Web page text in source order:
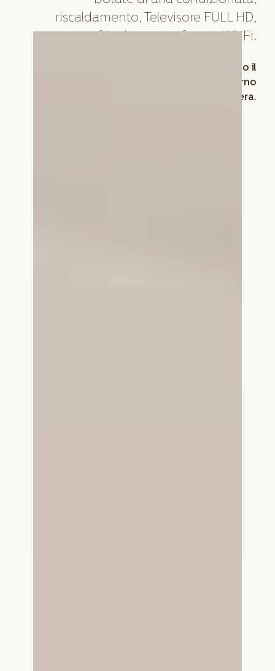
riscaldamento, Televisore FULL HD,
frigobar, cassaforte e Wi-Fi.
È possibile rendere ancora più romantico il
vostro soggiorno
prenotando la cena in camera.